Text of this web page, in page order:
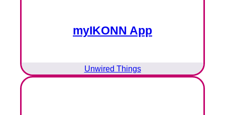
myIKONN App
Unwired Things